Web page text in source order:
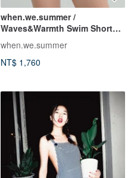
when.we.summer /
Waves&Warmth Swim Short
(僅褲裝)
when.we.summer
NT$ 1,760